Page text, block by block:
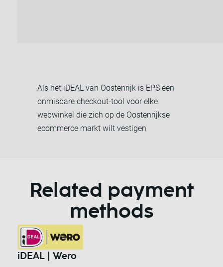
Als het iDEAL van Oostenrijk is EPS een
onmisbare checkout-tool voor elke
webwinkel die zich op de Oostenrijkse
ecommerce markt wilt vestigen
Related payment
methods
iDEAL | Wero